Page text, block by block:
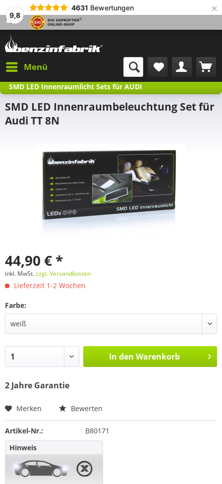
9,8
4631 Bewertungen ×
Menü
SMD LED Innenraumlicht Sets für AUDI
SMD LED Innenraumbeleuchtung Set für
Audi TT 8N
44,90 € *
inkl. MwSt.zzgl. Versandkosten
Lieferzeit 1-2 Wochen
Farbe:
In den Warenkorb
2 Jahre Garantie
Merken Bewerten
Artikel-Nr.:
B80171
Hinweis